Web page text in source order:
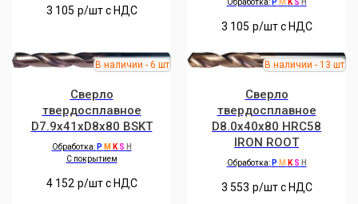
3 105 р/шт c НДС
Обработка: P M K S H
3 105 р/шт c НДС
Сверло
твердосплавное
D7.9x41xD8x80 BSKT
Обработка: P M KS H
С покрытием
4 152 р/шт c НДС
Сверло
твердосплавное
D8.0x40x80 HRC58
IRON ROOT
Обработка: P M K S H
3 553 р/шт c НДС